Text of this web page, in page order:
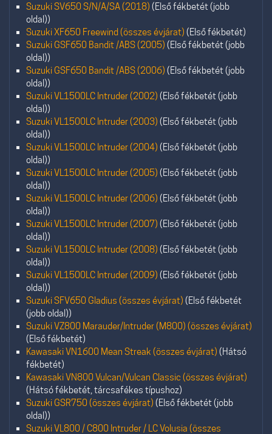
Suzuki SV650 S/N/A/SA (2018) (Első fékbetét (jobb
oldal))
Suzuki XF650 Freewind (összes évjárat) (Első fékbetét)
Suzuki GSF650 Bandit /ABS (2005) (Első fékbetét (jobb
oldal))
Suzuki GSF650 Bandit /ABS (2006) (Első fékbetét (jobb
oldal))
Suzuki VL1500LC Intruder (2002) (Első fékbetét (jobb
oldal))
Suzuki VL1500LC Intruder (2003) (Első fékbetét (jobb
oldal))
Suzuki VL1500LC Intruder (2004) (Első fékbetét (jobb
oldal))
Suzuki VL1500LC Intruder (2005) (Első fékbetét (jobb
oldal))
Suzuki VL1500LC Intruder (2006) (Első fékbetét (jobb
oldal))
Suzuki VL1500LC Intruder (2007) (Első fékbetét (jobb
oldal))
Suzuki VL1500LC Intruder (2008) (Első fékbetét (jobb
oldal))
Suzuki VL1500LC Intruder (2009) (Első fékbetét (jobb
oldal))
Suzuki SFV650 Gladius (összes évjárat) (Első fékbetét
(jobb oldal))
Suzuki VZ800 Marauder/Intruder (M800) (összes évjárat)
(Első fékbetét)
Kawasaki VN1600 Mean Streak (összes évjárat) (Hátsó
fékbetét)
Kawasaki VN800 Vulcan/Vulcan Classic (összes évjárat)
(Hátsó fékbetét, tárcsafékes típushoz)
Suzuki GSR750 (összes évjárat) (Első fékbetét (jobb
oldal))
Suzuki VL800 / C800 Intruder / LC Volusia (összes